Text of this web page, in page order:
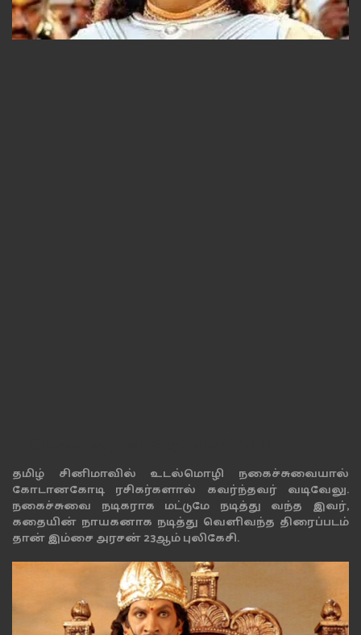
தமிழ் சினிமாவில் உடல்மொழி நகைச்சுவையால்
கோடானகோடி ரசிகர்களால் கவர்ந்தவர் வடிவேலு.
நகைச்சுவை நடிகராக மட்டுமே நடித்து வந்த இவர்,
கதையின் நாயகனாக நடித்து வெளிவந்த திரைப்படம்
தான் இம்சை அரசன் 23ஆம் புலிகேசி.